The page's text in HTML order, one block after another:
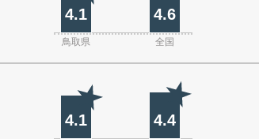
4.1 4.6
鳥取県 全国
4.1 4.4